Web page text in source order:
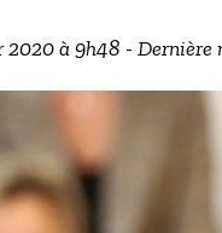
à 9h48 - Dernière